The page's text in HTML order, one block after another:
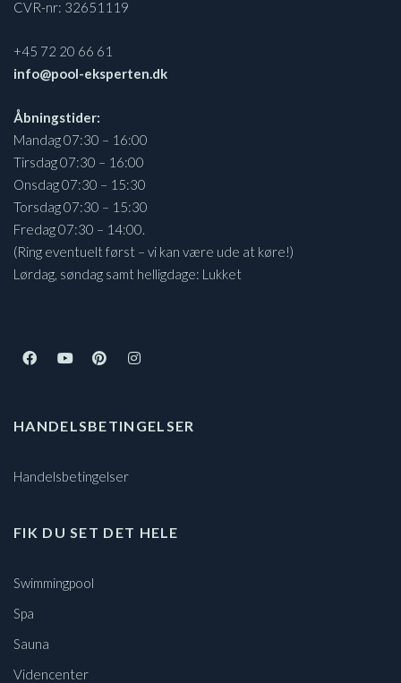
CVR-nr: 32651119
+45 72 20 66 61
info@pool-eksperten.dk
Åbningstider:
Mandag 07:30 – 16:00
Tirsdag 07:30 – 16:00
Onsdag 07:30 – 15:30
Torsdag 07:30 – 15:30
Fredag 07:30 – 14:00.
(Ring eventuelt først – vi kan være ude at køre!)
Lørdag, søndag samt helligdage: Lukket
HANDELSBETINGELSER
Handelsbetingelser
FIK DU SET DET HELE
Swimmingpool
Spa
Sauna
Videncenter